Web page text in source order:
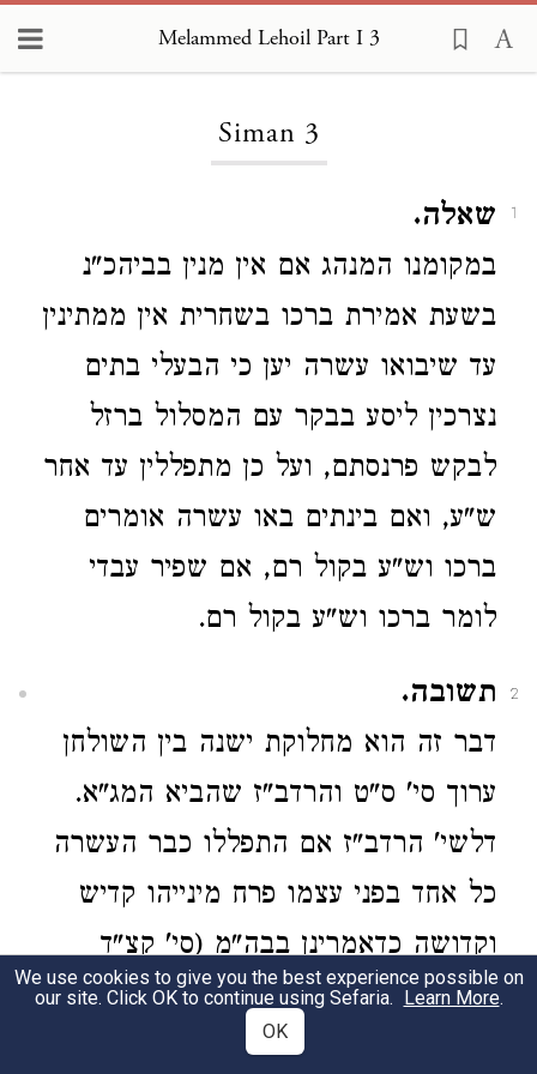
Melammed Lehoil Part I 3
Siman 3
1
שאלה.
במקומנו המנהג אם אין מנין בביהכ"נ
בשעת אמירת ברכו בשחרית אין ממתינין
עד שיבואו עשרה יען כי הבעלי בתים
נצרכין ליסע בבקר עם המסלול ברזל
לבקש פרנסתם, ועל כן מתפללין עד אחר
ש"ע, ואם בינתים באו עשרה אומרים
ברכו וש"ע בקול רם, אם שפיר עבדי
לומר ברכו וש"ע בקול רם.
2
תשובה.
דבר זה הוא מחלוקת ישנה בין השולחן
ערוך סי' ס"ט והרדב"ז שהביא המג"א.
דלשי' הרדב"ז אם התפללו כבר העשרה
כל אחד בפני עצמו פרח מינייהו קדיש
וקדושה כדאמרינן בבה"מ (סי' קצ"ד
ס"א) ועל כן אינם יכולים לחזור
ולהתפלל בקדיש וקדושה. אבל לדעת
We use cookies to give you the best experience possible on
our site. Click OK to continue using Sefaria. Learn More.
OK